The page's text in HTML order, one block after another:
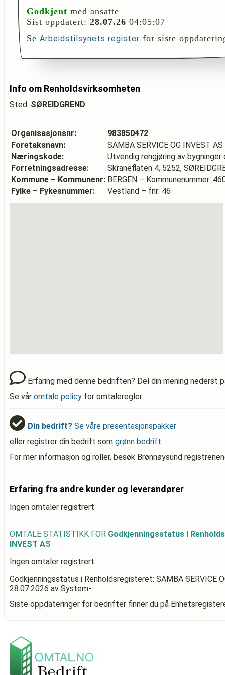
Godkjent med ansatte
Sist oppdatert: 28.07.26 04:05:07
Se Arbeidstilsynets register for siste
Info om Renholdsvirksomheten
Sted: SØREIDGREND
Organisasjonsnr:
983850472
Foretaksnavn:
SAMBA SERVICE OG INVEST AS
Næringskode:
Utvendig rengjøring av
Forretningsadresse:
Skraneflaten 4, 5252,
Kommune – Kommunenr: BERGEN – Kommunenummer:
Fylke – Fykesnummer:
Vestland – fnr: 46
Erfaring med denne bedriften? Del din mening nederst
Se vår omtale policy for omtaleregler.
Din bedrift? Se våre presentasjonspakker
eller registrer din bedrift som grønn bedrift
For mer informasjon og roller, besøk Brønnøysund
Erfaring fra andre kunder og leverandører
Ingen omtaler registrert
OMTALE STATISTIKK FOR Godkjenningsstatus i
INVEST AS
Ingen omtaler registrert
Godkjenningsstatus i Renholdsregisteret: SAMBA SERVICE
28.07.2026 av System-
Siste oppdateringer for bedrifter finner du på